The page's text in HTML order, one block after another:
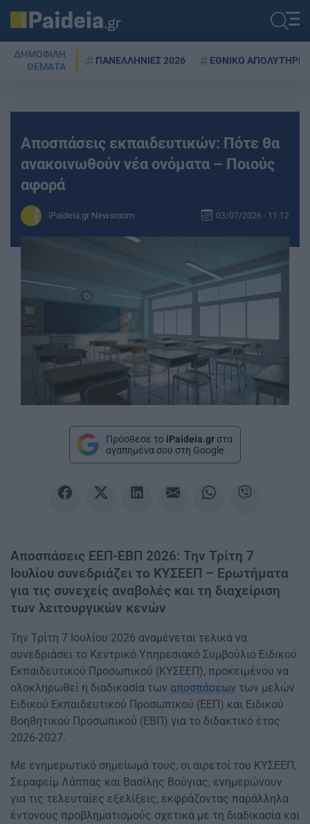
ΔΗΜΟΦΙΛΗ
ΘΕΜΑΤΑ
ΠΑΝΕΛΛΗΝΙΕΣ 2026 ΕΘΝΙΚΟ ΑΠΟΛΥΤΗΡΙΟ
Αποσπάσεις εκπαιδευτικών: Πότε θα
ανακοινωθούν νέα ονόματα – Ποιούς
αφορά
iPaideia.gr Newsroom 03/07/2026 - 11:12
Πρόσθεσε το iPaideia.gr στα
αγαπημένα σου στη Google
Αποσπάσεις ΕΕΠ-ΕΒΠ 2026: Την Τρίτη 7
Ιουλίου συνεδριάζει το ΚΥΣΕΕΠ – Ερωτήματα
για τις συνεχείς αναβολές και τη διαχείριση
των λειτουργικών κενών
Την Τρίτη 7 Ιουλίου 2026 αναμένεται τελικά να
συνεδριάσει το Κεντρικό Υπηρεσιακό Συμβούλιο Ειδικού
Εκπαιδευτικού Προσωπικού (ΚΥΣΕΕΠ), προκειμένου να
ολοκληρωθεί η διαδικασία των αποσπάσεων των μελών
Ειδικού Εκπαιδευτικού Προσωπικού (ΕΕΠ) και Ειδικού
Βοηθητικού Προσωπικού (ΕΒΠ) για το διδακτικό έτος
2026-2027.
Με ενημερωτικό σημείωμά τους, οι αιρετοί του ΚΥΣΕΕΠ,
Σεραφείμ Λάππας και Βασίλης Βούγιας, ενημερώνουν
για τις τελευταίες εξελίξεις, εκφράζοντας παράλληλα
έντονους προβληματισμούς σχετικά με τη διαδικασία και